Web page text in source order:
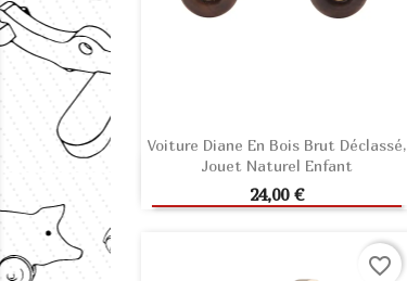
Voiture Diane En Bois Brut Déclassé,
Jouet Naturel Enfant
Prix
24,00 €
AJOUTER AU PANIER
favorite_border